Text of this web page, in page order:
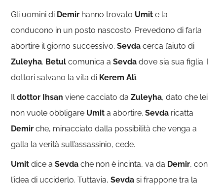
Gli uomini di Demir hanno trovato Umit e la
conducono in un posto nascosto. Prevedono di farla
abortire il giorno successivo.Sevda cerca l’aiuto di
Zuleyha. Betul comunica a Sevda dove sia sua figlia. I
dottori salvano la vita di Kerem Alì.
Ildottor Ihsanviene cacciato daZuleyha, dato che lei
non vuole obbligare Umit a abortire.Sevda ricatta
Demir che, minacciato dalla possibilità che venga a
galla la verità sull’assassinio, cede.
Umit dice aSevda che non è incinta, va da Demir, con
l’idea di ucciderlo. Tuttavia,Sevda si frappone tra la